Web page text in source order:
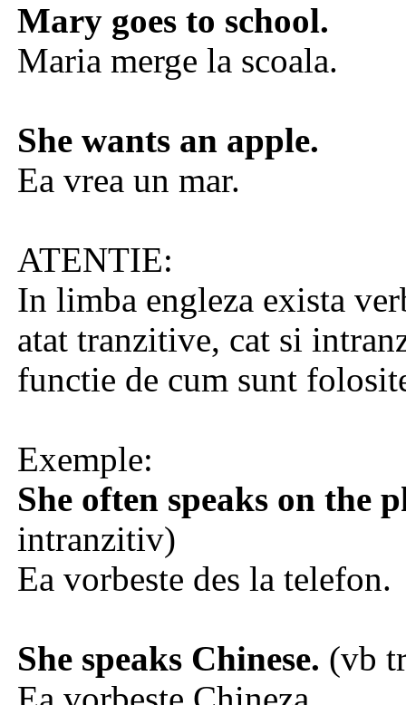
Mary goes to school.
Maria merge la scoala.
She wants an apple.
Ea vrea un mar.
ATENTIE:
In limba engleza exista
atat tranzitive, cat si
functie de cum sunt
Exemple:
She often speaks on the
intranzitiv)
Ea vorbeste des la telefon.
She speaks Chinese. (vb